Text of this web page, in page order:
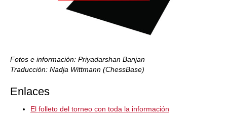
Fotos e información: Priyadarshan Banjan
Traducción: Nadja Wittmann (ChessBase)
Enlaces
El folleto del torneo con toda la información